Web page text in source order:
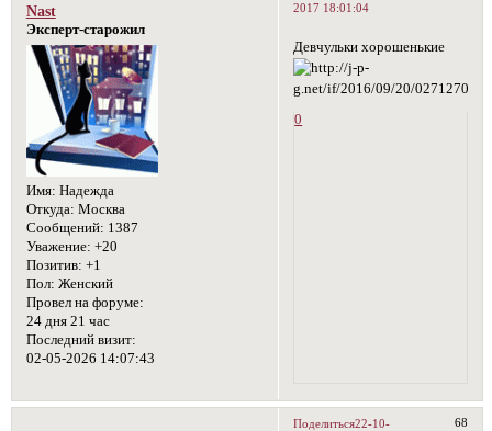
2017 18:01:04
Nast
Эксперт-старожил
Имя: Надежда
Откуда: Москва
Сообщений: 1387
Уважение: +20
Позитив: +1
Пол: Женский
Провел на форуме:
24 дня 21 час
Последний визит:
02-05-2026 14:07:43
Девчульки хорошенькие
0
Поделиться 68
22-10-